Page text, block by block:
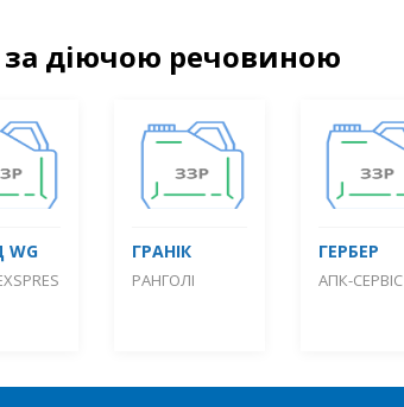
за діючою речовиною
WG ГРАНІК
РАНГОЛІ
ГЕРБЕР
АПК-СЕРВІС